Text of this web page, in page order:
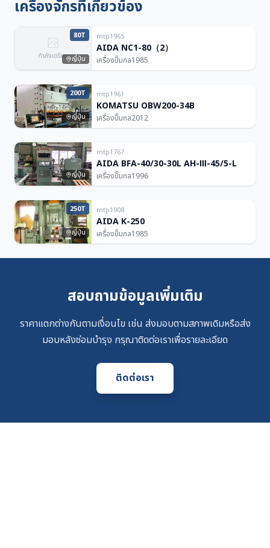
เครื่องจักรที่เกี่ยวข้อง
80T
ญี่ปุ่น
กำลังเตรียม
mtp1965
AIDA NC1-80（2）
เครื่องปั๊มกล1985
200T
ญี่ปุ่น
mtp1961
KOMATSU OBW200-34B
เครื่องปั๊มกล2012
ญี่ปุ่น
mtp1767
AIDA BFA-40/30-30L AH-Ⅲ-45/5-L
เครื่องปั๊มกล1996
250T
ญี่ปุ่น
mtp1908
AIDA K-250
เครื่องปั๊มกล1985
สอบถามข้อมูลเพิ่มเติม
ราคาแตกต่างกันตามเงื่อนไข เช่น ส่งมอบตามสภาพเดิมหรือส่ง
มอบหลังซ่อมบำรุง กรุณาติดต่อเราเพื่อรายละเอียด
ติดต่อเรา